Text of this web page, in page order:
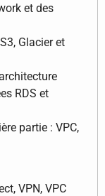
et des
Glacier et
RDS et
partie : VPC,
VPN, VPC